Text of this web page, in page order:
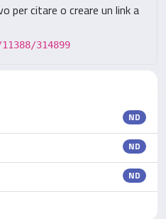
per citare o creare un link a
314899
ND
ND
ND